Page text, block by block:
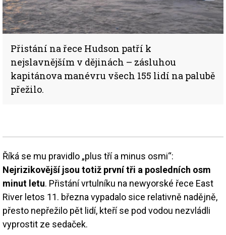
Přistání na řece Hudson patří k
nejslavnějším v dějinách – zásluhou
kapitánova manévru všech 155 lidí na palubě
přežilo.
Říká se mu pravidlo „plus tří a minus osmi“:
Nejrizikovější jsou totiž první tři a posledních osm
minut letu. Přistání vrtulníku na newyorské řece East
River letos 11. března vypadalo sice relativně nadějně,
přesto nepřežilo pět lidí, kteří se pod vodou nezvládli
vyprostit ze sedaček.